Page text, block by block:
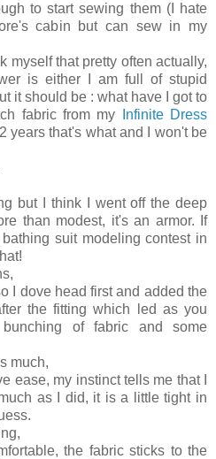
to start sewing them (I hate
cabin but can sew in my
myself that pretty often actually,
is either I am full of stupid
it should be : what have I got to
fabric from my
Infinite Dress
years that's what and I won't be
but I think I went off the deep
than modest, it's an armor. If
suit modeling contest in
I dove head first and added the
the fitting which led as you
of fabric and some
much,
ease, my instinct tells me that I
as I did, it is a little tight in
the fabric sticks to the